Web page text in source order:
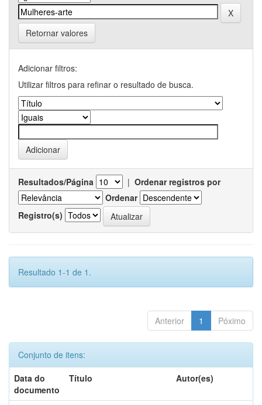
Retornar valores
Adicionar filtros:
Utilizar filtros para refinar o resultado de busca.
Resultados/Página | Ordenar registros por
Ordenar
Registro(s)
Resultado 1-1 de 1.
Anterior 1 Póximo
Conjunto de itens:
Data do
documento
Título Autor(es)